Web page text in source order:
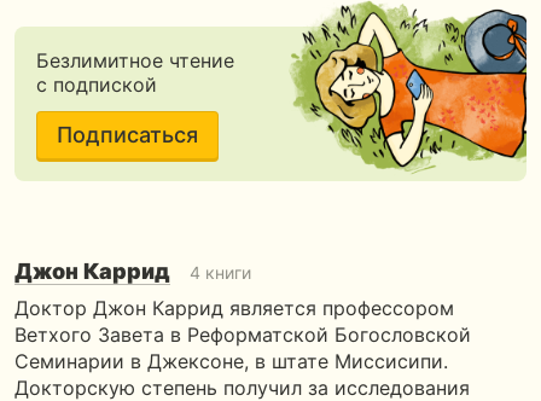
Безлимитное чтение
с подпиской
Подписаться
Джон Каррид 4 книги
Доктор Джон Каррид является профессором
Ветхого Завета в Реформатской Богословской
Семинарии в Джексоне, в штате Миссисипи.
Докторскую степень получил за исследования